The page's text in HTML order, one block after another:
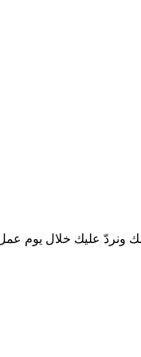
ونردّ عليك خلال يوم